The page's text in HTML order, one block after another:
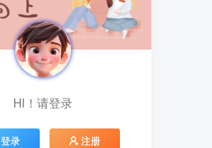
HI！请登录
登录 注册